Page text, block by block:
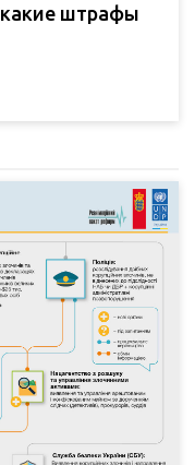
штрафы